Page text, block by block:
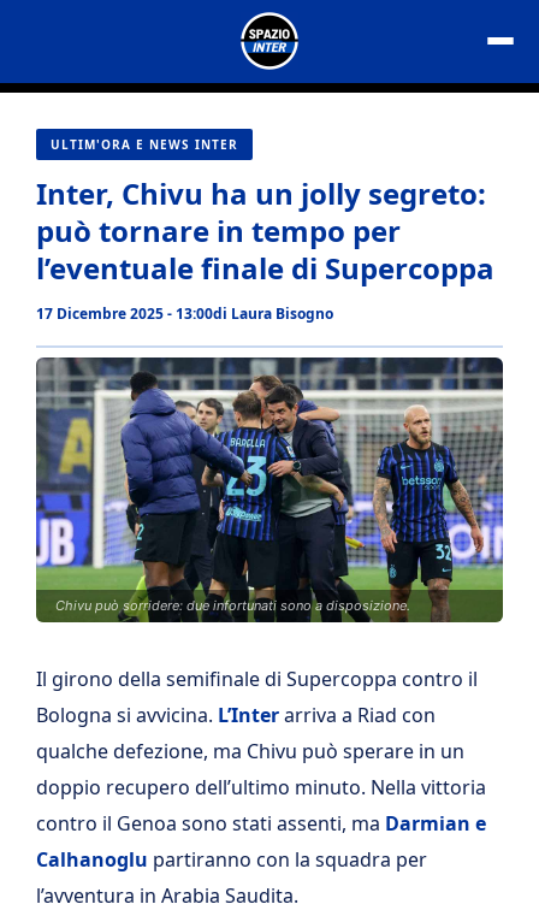
contenuto
ULTIM'ORA E NEWS INTER
Inter, Chivu ha un jolly segreto:
può tornare in tempo per
l’eventuale finale di Supercoppa
17 Dicembre 2025 - 13:00di Laura Bisogno
Chivu può sorridere: due infortunati sono a disposizione.
Il girono della semifinale di Supercoppa contro il
Bologna si avvicina. L’Interarriva a Riad con
qualche defezione, ma Chivu può sperare in un
doppio recupero dell’ultimo minuto. Nella vittoria
contro il Genoa sono stati assenti, ma Darmian e
Calhanoglu partiranno con la squadra per
l’avventura in Arabia Saudita.